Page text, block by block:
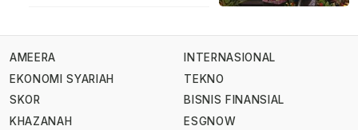
AMEERA
EKONOMI SYARIAH
SKOR
KHAZANAH
INTERNASIONAL
TEKNO
BISNIS FINANSIAL
ESGNOW